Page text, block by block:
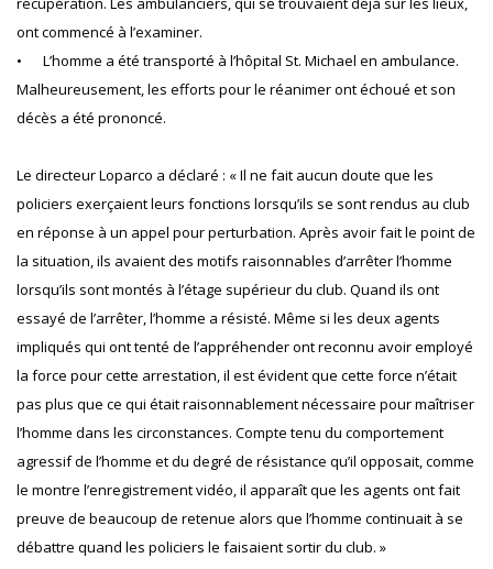
ont commencé à l’examiner.
•
L’homme a été transporté à l’hôpital St. Michael en ambulance.
Malheureusement, les efforts pour le réanimer ont échoué et son
décès a été prononcé.
Le directeur Loparco a déclaré : « Il ne fait aucun doute que les
policiers exerçaient leurs fonctions lorsqu’ils se sont rendus au club
en réponse à un appel pour perturbation. Après avoir fait le point de
la situation, ils avaient des motifs raisonnables d’arrêter l’homme
lorsqu’ils sont montés à l’étage supérieur du club. Quand ils ont
essayé de l’arrêter, l’homme a résisté. Même si les deux agents
impliqués qui ont tenté de l’appréhender ont reconnu avoir employé
la force pour cette arrestation, il est évident que cette force n’était
pas plus que ce qui était raisonnablement nécessaire pour maîtriser
l’homme dans les circonstances. Compte tenu du comportement
agressif de l’homme et du degré de résistance qu’il opposait, comme
le montre l’enregistrement vidéo, il apparaît que les agents ont fait
preuve de beaucoup de retenue alors que l’homme continuait à se
débattre quand les policiers le faisaient sortir du club. »